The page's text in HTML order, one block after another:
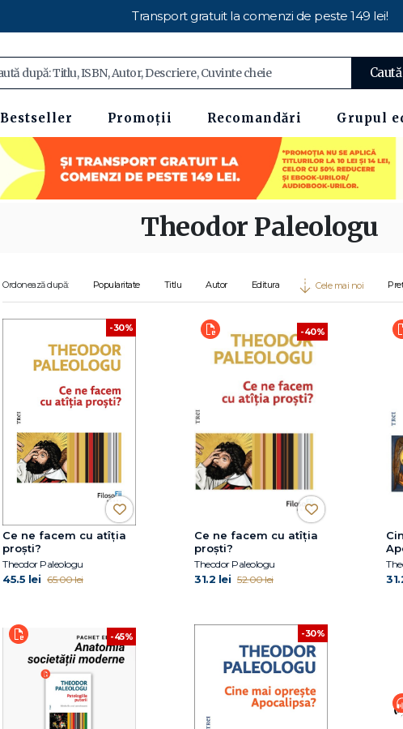
Transport gratuit la comenzi de peste 149 lei!
Caută
Bestseller Promoții Recomandări Grupul
Theodor Paleologu
Ordonează după: Popularitate Titlu Autor Editura Cele mai noi Preț
-30%
Ce ne facem cu atîția
proști?
Theodor Paleologu
45.5 lei 65.00 lei
-40%
Ce ne facem cu atîția
proști?
Theodor Paleologu
31.2 lei 52.00 lei
-45% -30%